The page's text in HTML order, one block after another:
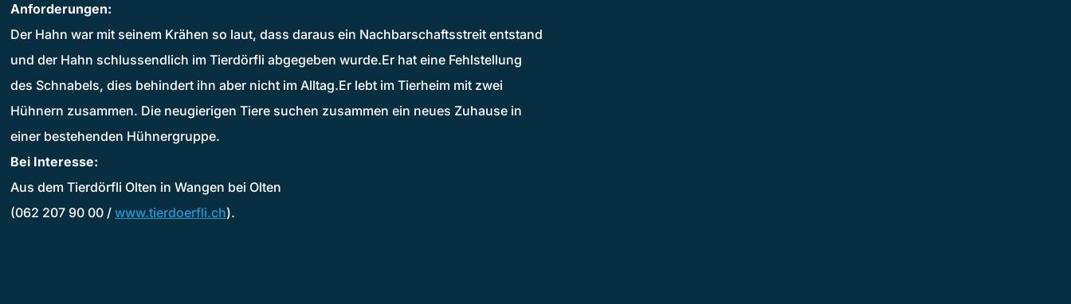
Anforderungen:
Der Hahn war mit seinem Krähen so laut, dass daraus ein Nachbarschaftsstreit entstand
und der Hahn schlussendlich im Tierdörfli abgegeben wurde.Er hat eine Fehlstellung
des Schnabels, dies behindert ihn aber nicht im Alltag.Er lebt im Tierheim mit zwei
Hühnern zusammen. Die neugierigen Tiere suchen zusammen ein neues Zuhause in
einer bestehenden Hühnergruppe.
Bei Interesse:
Aus dem Tierdörfli Olten in Wangen bei Olten
(062 207 90 00 / www.tierdoerfli.ch).